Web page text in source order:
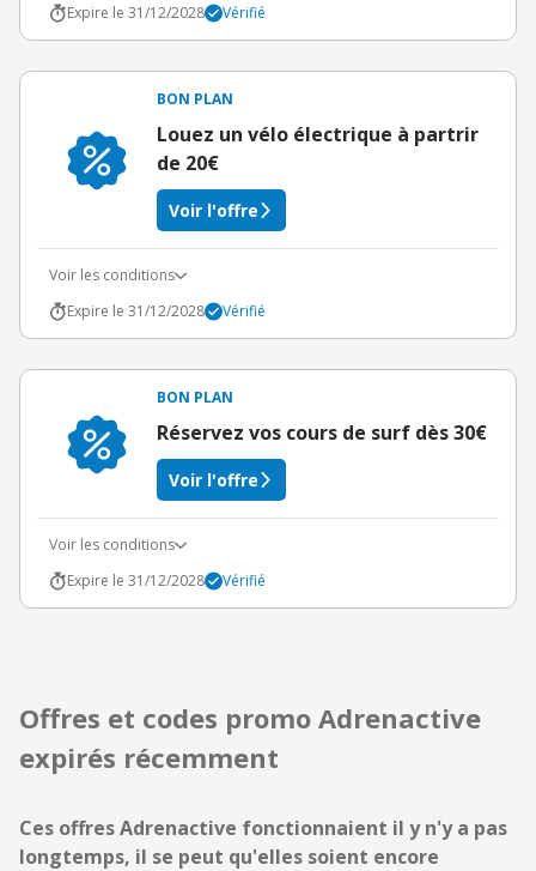
Expire le 31/12/2028 Vérifié
BON PLAN
Louez un vélo électrique à partrir
de 20€
Voir l'offre
Voir les conditions
Expire le 31/12/2028
Vérifié
BON PLAN
Réservez vos cours de surf dès 30€
Voir l'offre
Voir les conditions
Expire le 31/12/2028
Vérifié
Offres et codes promo Adrenactive
expirés récemment
Ces offres Adrenactive fonctionnaient il y n'y a pas
longtemps, il se peut qu'elles soient encore